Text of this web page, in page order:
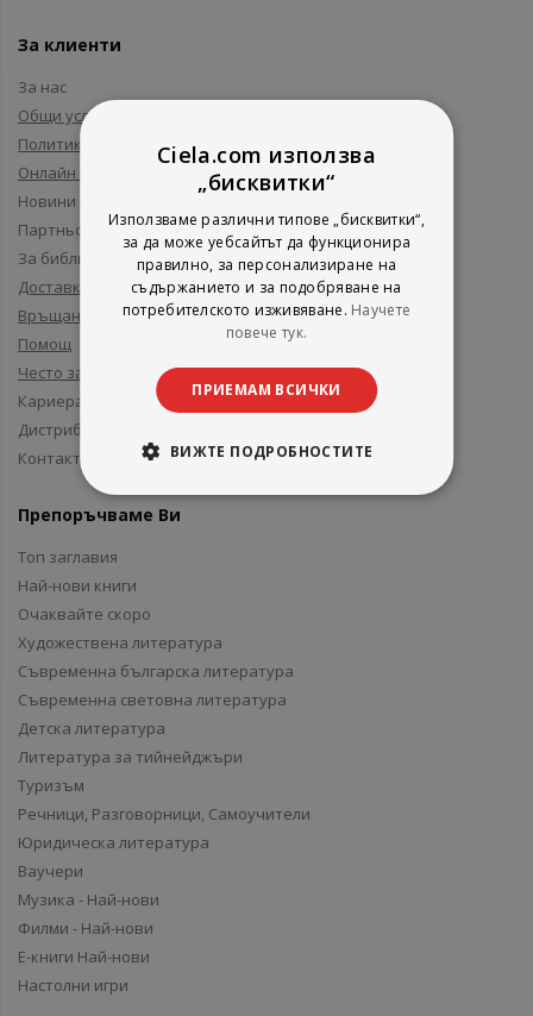
За клиенти
За нас
Общи условия
Политика за поверителност
Онлайн решаване на спорове
Новини и събития
Партньори и приятели
За библиотеки
Доставка
Връщане
Помощ
Често задавани въпроси
Кариера
Дистрибуция
Контакти
Препоръчваме Ви
Топ заглавия
Най-нови книги
Очаквайте скоро
Художествена литература
Съвременна българска литература
Съвременна световна литература
Детска литература
Литература за тийнейджъри
Туризъм
Речници, Разговорници, Самоучители
Юридическа литература
Ваучери
Музика - Най-нови
Филми - Най-нови
Е-книги Най-нови
Настолни игри
Ciela.com използва
„бисквитки“
Използваме различни типове „бисквитки“,
за да може уебсайтът да функционира
правилно, за персонализиране на
съдържанието и за подобряване на
потребителското изживяване. Научете
повече тук.
ПРИЕМАМ ВСИЧКИ
ВИЖТЕ ПОДРОБНОСТИТЕ